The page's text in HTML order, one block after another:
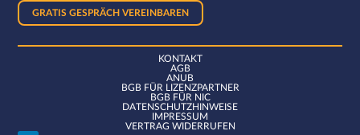
GRATIS GESPRÄCH VEREINBAREN
KONTAKT
AGB
ANUB
BGB FÜR LIZENZPARTNER
BGB FÜR NIC
DATENSCHUTZHINWEISE
IMPRESSUM
VERTRAG WIDERRUFEN